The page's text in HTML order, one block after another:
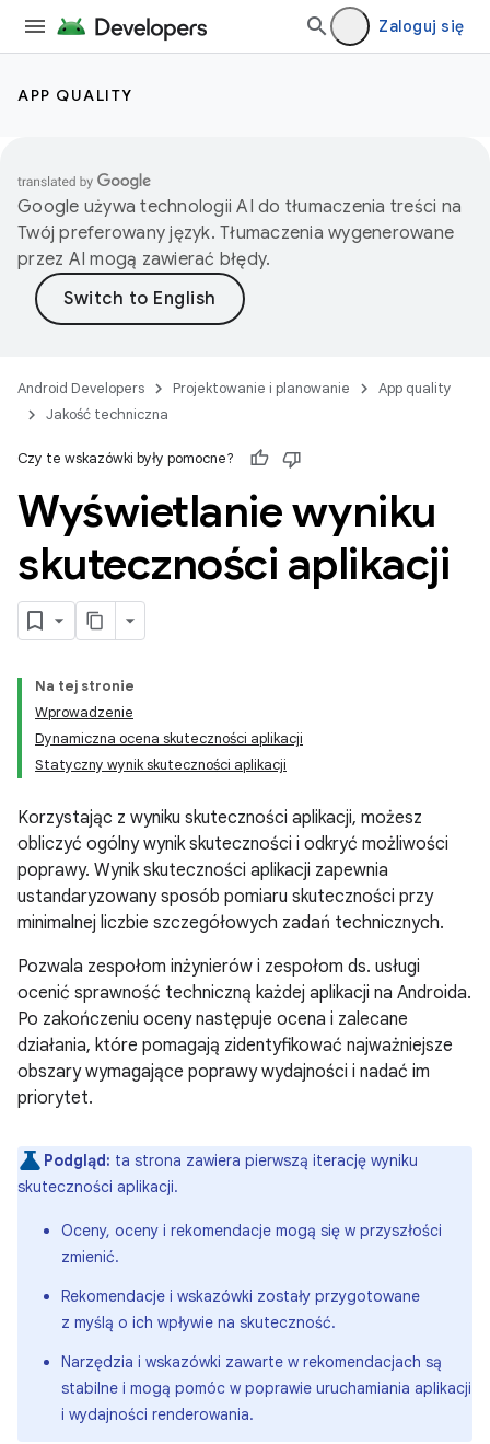
Zaloguj się
APP QUALITY
Google używa technologii AI do tłumaczenia treści na
Twój preferowany język. Tłumaczenia wygenerowane
przez AI mogą zawierać błędy.
Android Developers Projektowanie i planowanie
App quality
Jakość techniczna
Czy te wskazówki były pomocne?
Wyświetlanie wyniku
skuteczności aplikacji
Na tej stronie
Wprowadzenie
Dynamiczna ocena skuteczności aplikacji
Statyczny wynik skuteczności aplikacji
Korzystając z wyniku skuteczności aplikacji, możesz
obliczyć ogólny wynik skuteczności i odkryć możliwości
poprawy. Wynik skuteczności aplikacji zapewnia
ustandaryzowany sposób pomiaru skuteczności przy
minimalnej liczbie szczegółowych zadań technicznych.
Pozwala zespołom inżynierów i zespołom ds. usługi
ocenić sprawność techniczną każdej aplikacji na Androida.
Po zakończeniu oceny następuje ocena i zalecane
działania, które pomagają zidentyfikować najważniejsze
obszary wymagające poprawy wydajności i nadać im
priorytet.
Podgląd: ta strona zawiera pierwszą iterację wyniku
skuteczności aplikacji.
Oceny, oceny i rekomendacje mogą się w przyszłości
zmienić.
Rekomendacje i wskazówki zostały przygotowane
z myślą o ich wpływie na skuteczność.
Narzędzia i wskazówki zawarte w rekomendacjach są
stabilne i mogą pomóc w poprawie uruchamiania aplikacji
i wydajności renderowania.